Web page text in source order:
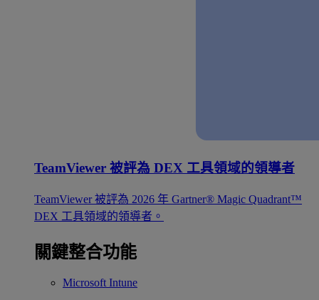
TeamViewer 被評為 DEX 工具領域的領導者
TeamViewer 被評為 2026 年 Gartner® Magic Quadrant™
DEX 工具領域的領導者。
關鍵整合功能
Microsoft Intune